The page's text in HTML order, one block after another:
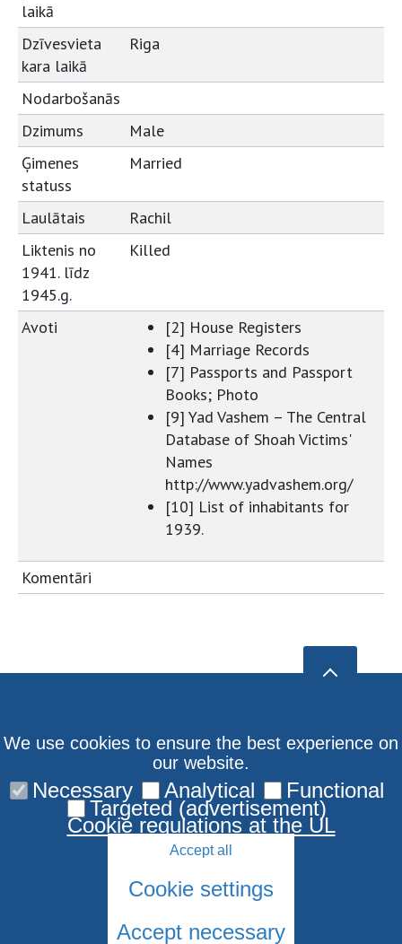
laikā
Dzīvesvieta
kara laikā
Riga
Nodarbošanās
Dzimums
Male
Ģimenes
statuss
Married
Laulātais
Rachil
Liktenis no
1941. līdz
1945.g.
Killed
Avoti
[2] House Registers
[4] Marriage Records
[7] Passports and Passport
Books; Photo
[9] Yad Vashem – The Central
Database of Shoah Victims'
Names
http://www.yadvashem.org/
[10] List of inhabitants for
1939.
Komentāri
We use cookies to ensure the best experience on
our website.
Necessary Analytical Functional
Targeted (advertisement)
Cookie regulations at the UL
Accept all
Cookie settings
Accept necessary